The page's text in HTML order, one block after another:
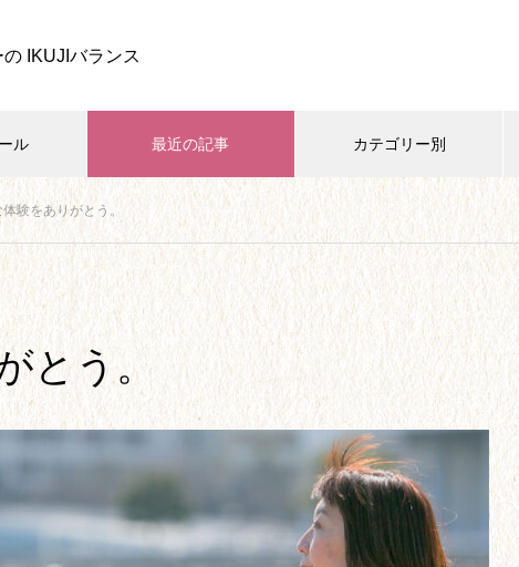
IKUJIバランス
ル 最近の記事 カテゴリー別
ー 家族・子育て 開業・ビジネス 学び・資格
四葉ストーリー、しばらくお休
みします。
トー
【26】リベンジ欲求から、念願
のマイホーム取得。
験をありがとう。
とう。